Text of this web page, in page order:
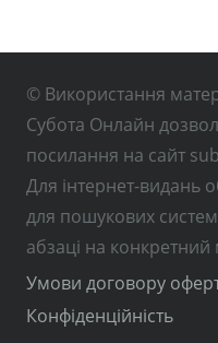
© Використання
Субота Онлайн
посилання на сайт
Для інтернет-видань
для пошукових
абзаці на конкретний
Умови договору
Конфіденційність